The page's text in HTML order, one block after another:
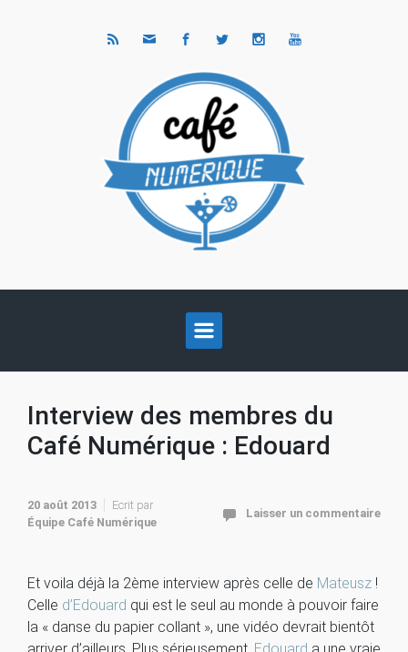
Interview des membres du
Café Numérique : Edouard
20 août 2013
Ecrit par
Équipe Café Numérique
Laisser un commentaire
Et voila déjà la 2ème interview après celle de Mateusz !
Celle d’Edouard qui est le seul au monde à pouvoir faire
la « danse du papier collant », une vidéo devrait bientôt